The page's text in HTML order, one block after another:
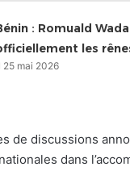
: Romuald
les
25 mai 2026
de discussions
dans